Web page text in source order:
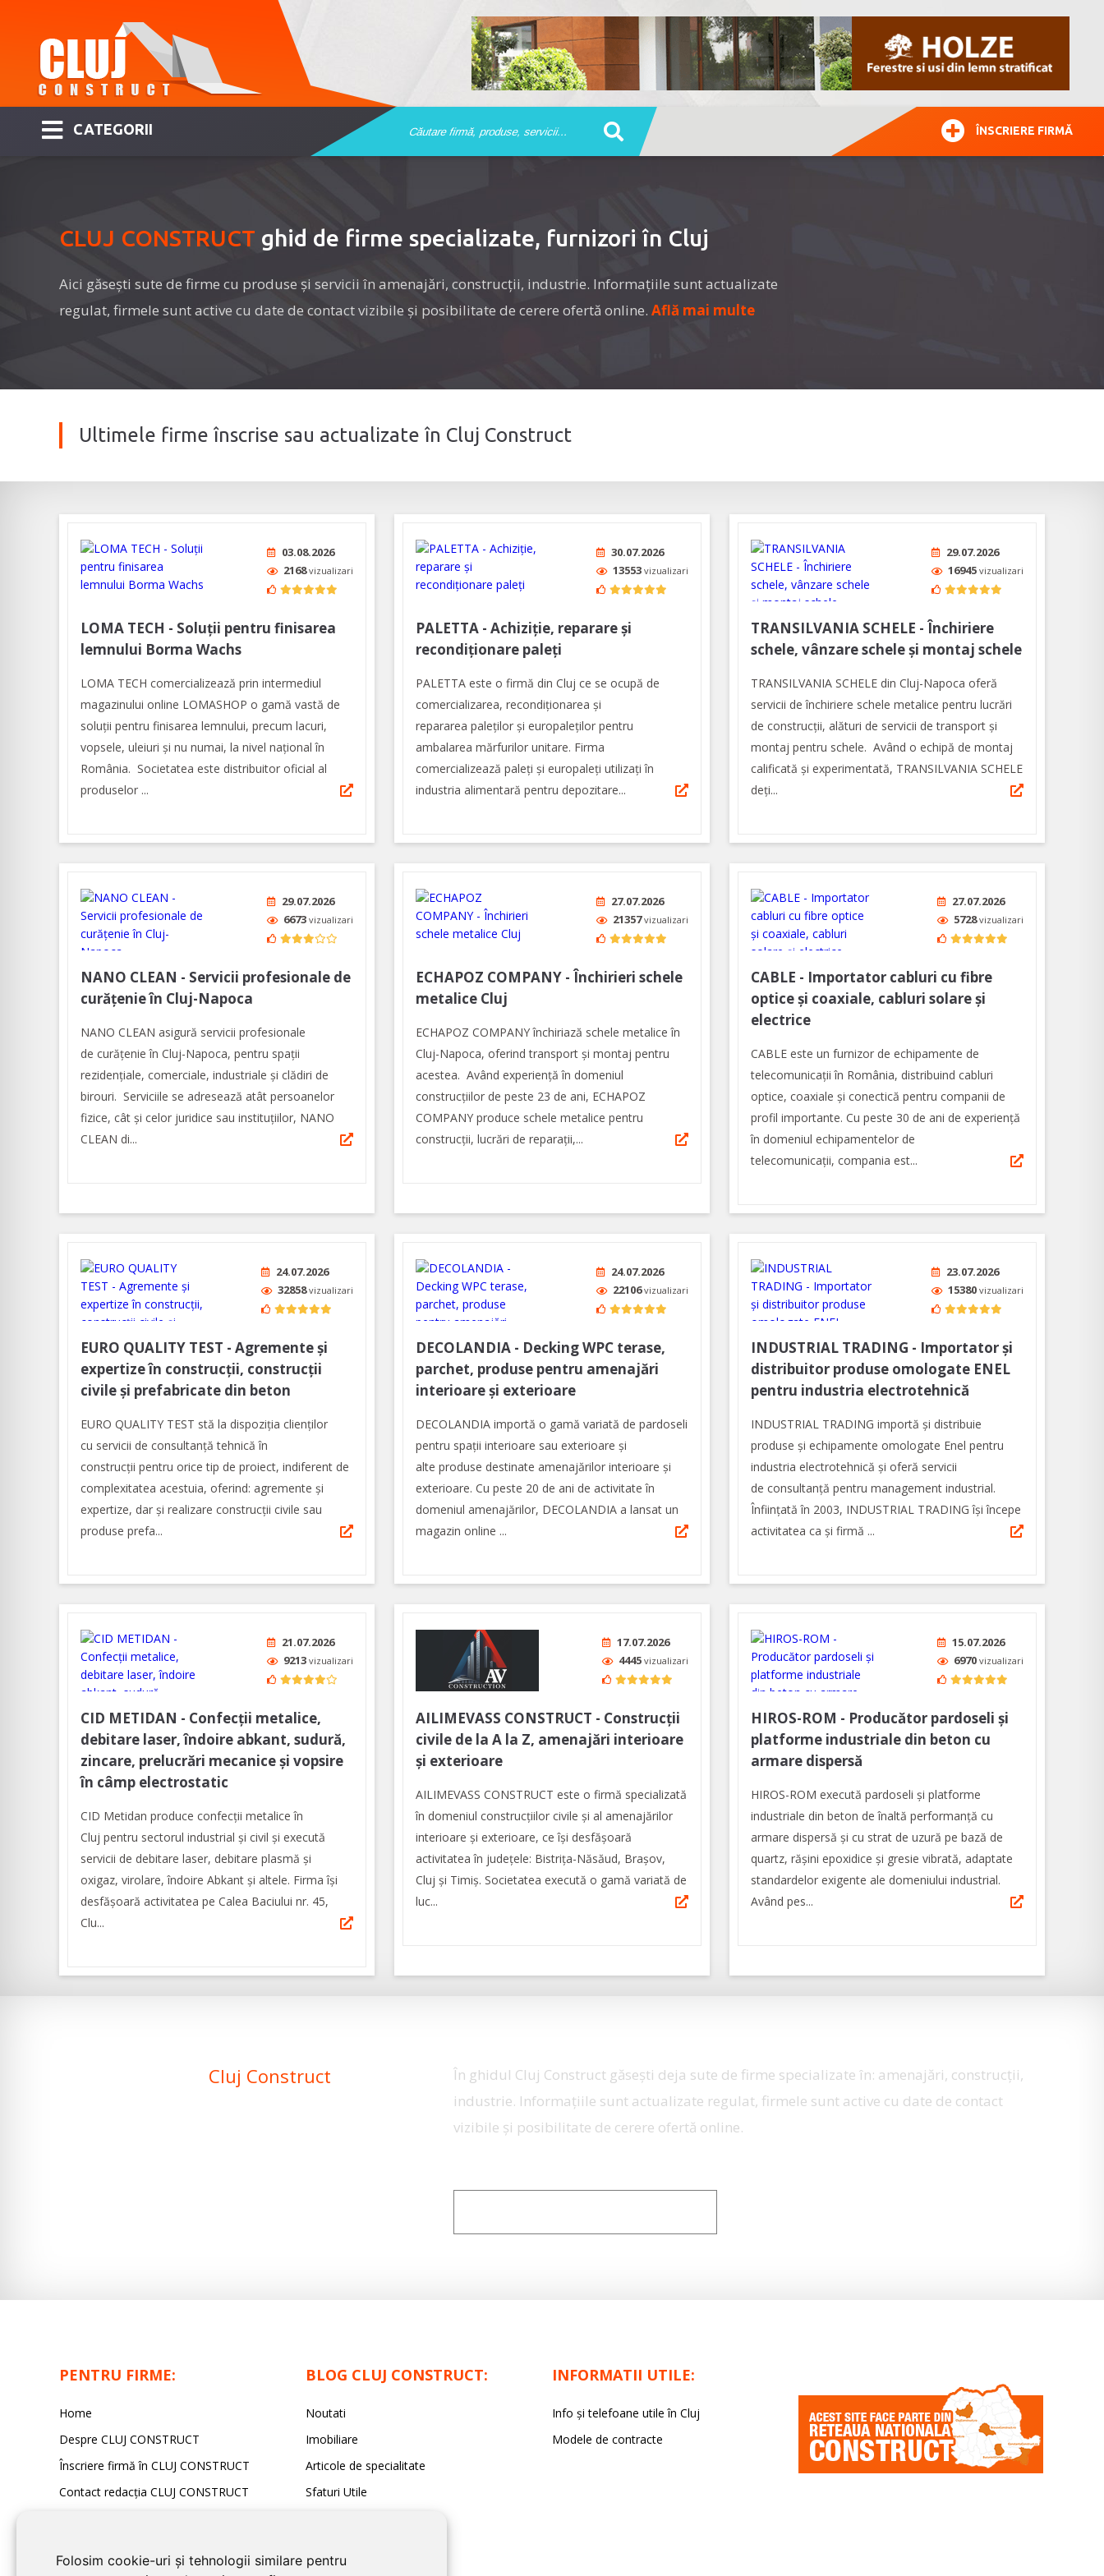
Folosim cookie-uri și tehnologii similare pentru
CATEGORII ÎNSCRIERE FIRMĂ
CLUJ CONSTRUCT ghid de firme specializate, furnizori în Cluj
Aici găseşti sute de firme cu produse şi servicii în amenajări, construcţii, industrie. Informaţiile sunt actualizate
regulat, firmele sunt active cu date de contact vizibile şi posibilitate de cerere ofertă online. Află mai multe
Ultimele firme înscrise sau actualizate în Cluj Construct
03.08.2026
2168vizualizari
LOMA TECH - Soluții pentru finisarea
lemnului Borma Wachs
LOMA TECH comercializează prin intermediul
magazinului online LOMASHOP o gamă vastă de
soluții pentru finisarea lemnului, precum lacuri,
vopsele, uleiuri și nu numai, la nivel național în
România. Societatea este distribuitor oficial al
produselor ...
30.07.2026
13553 vizualizari
PALETTA - Achiziție, reparare și
recondiționare paleți
PALETTA este o firmă din Cluj ce se ocupă de
comercializarea, recondiționarea și
repararea paleților și europaleților pentru
ambalarea mărfurilor unitare. Firma
comercializează paleți și europaleți utilizați în
industria alimentară pentru depozitare...
29.07.2026
16945 vizualizari
TRANSILVANIA SCHELE - Închiriere
schele, vânzare schele și montaj schele
TRANSILVANIA SCHELE din Cluj-Napoca oferă
servicii de închiriere schele metalice pentru lucrări
de construcții, alături de servicii de transport și
montaj pentru schele. Având o echipă de montaj
calificată și experimentată, TRANSILVANIA SCHELE
deți...
29.07.2026
6673 vizualizari
NANO CLEAN - Servicii profesionale de
curățenie în Cluj-Napoca
NANO CLEAN asigură servicii profesionale
de curățenie în Cluj-Napoca, pentru spaţii
rezidenţiale, comerciale, industriale şi clădiri de
birouri. Serviciile se adresează atât persoanelor
fizice, cât și celor juridice sau instituțiilor, NANO
CLEAN di...
27.07.2026
21357vizualizari
ECHAPOZ COMPANY - Închirieri schele
metalice Cluj
ECHAPOZ COMPANY închiriază schele metalice în
Cluj-Napoca, oferind transport şi montaj pentru
acestea. Având experienţă în domeniul
construcțiilor de peste 23 de ani, ECHAPOZ
COMPANY produce schele metalice pentru
construcţii, lucrări de reparaţii,...
27.07.2026
5728vizualizari
CABLE - Importator cabluri cu fibre
optice şi coaxiale, cabluri solare şi
electrice
CABLE este un furnizor de echipamente de
telecomunicații în România, distribuind cabluri
optice, coaxiale şi conectică pentru companii de
profil importante. Cu peste 30 de ani de experiență
în domeniul echipamentelor de
telecomunicaţii, compania est...
24.07.2026
32858vizualizari
EURO QUALITY TEST - Agremente și
expertize în construcții, construcții
civile și prefabricate din beton
EURO QUALITY TEST stă la dispoziția clienților
cu servicii de consultanță tehnică în
construcții pentru orice tip de proiect, indiferent de
complexitatea acestuia, oferind: agremente și
expertize, dar şi realizare construcții civile sau
produse prefa...
24.07.2026
22106vizualizari
DECOLANDIA - Decking WPC terase,
parchet, produse pentru amenajări
interioare și exterioare
DECOLANDIA importă o gamă variată de pardoseli
pentru spații interioare sau exterioare și
alte produse destinate amenajărilor interioare și
exterioare. Cu peste 20 de ani de activitate în
domeniul amenajărilor, DECOLANDIA a lansat un
magazin online ...
23.07.2026
15380 vizualizari
INDUSTRIAL TRADING - Importator și
distribuitor produse omologate ENEL
pentru industria electrotehnică
INDUSTRIAL TRADING importă și distribuie
produse și echipamente omologate Enel pentru
industria electrotehnică și oferă servicii
de consultanță pentru management industrial.
Înfiinţată în 2003, INDUSTRIAL TRADING îşi începe
activitatea ca şi firmă ...
21.07.2026
9213 vizualizari
CID METIDAN - Confecții metalice,
debitare laser, îndoire abkant, sudură,
zincare, prelucrări mecanice și vopsire
în câmp electrostatic
CID Metidan produce confecții metalice în
Cluj pentru sectorul industrial și civil și execută
servicii de debitare laser, debitare plasmă și
oxigaz, virolare, îndoire Abkant și altele. Firma își
desfășoară activitatea pe Calea Baciului nr. 45,
Clu...
17.07.2026
4445 vizualizari
AILIMEVASS CONSTRUCT - Construcții
civile de la A la Z, amenajări interioare
și exterioare
AILIMEVASS CONSTRUCT este o firmă specializată
în domeniul construcțiilor civile și al amenajărilor
interioare și exterioare, ce își desfășoară
activitatea în județele: Bistrița-Năsăud, Brașov,
Cluj și Timiș. Societatea execută o gamă variată de
luc...
15.07.2026
6970 vizualizari
HIROS-ROM - Producător pardoseli și
platforme industriale din beton cu
armare dispersă
HIROS-ROM execută pardoseli şi platforme
industriale din beton de înaltă performanţă cu
armare dispersă și cu strat de uzură pe bază de
quartz, rășini epoxidice și gresie vibrată, adaptate
standardelor exigente ale domeniului industrial.
Având pes...
Cluj Construct
În ghidul Cluj Construct găseşti deja sute de firme specializate în: amenajări, construcţii,
industrie. Informaţiile sunt actualizate regulat, firmele sunt active cu date de contact
vizibile şi posibilitate de cerere ofertă online.
PENTRU FIRME:
Home
Despre CLUJ CONSTRUCT
Înscriere firmă în CLUJ CONSTRUCT
Contact redacția CLUJ CONSTRUCT
BLOG CLUJ CONSTRUCT:
Noutati
Imobiliare
Articole de specialitate
Sfaturi Utile
INFORMATII UTILE:
Info și telefoane utile în Cluj
Modele de contracte